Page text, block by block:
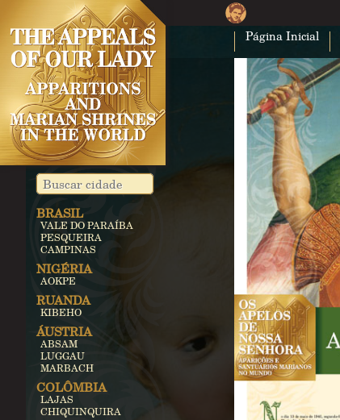
Página Inicial
BRASIL
VALE DO PARAÍBA
PESQUEIRA
CAMPINAS
NIGÉRIA
AOKPE
RUANDA
KIBEHO
ÁUSTRIA
ABSAM
LUGGAU
MARBACH
COLÔMBIA
LAJAS
CHIQUINQUIRA